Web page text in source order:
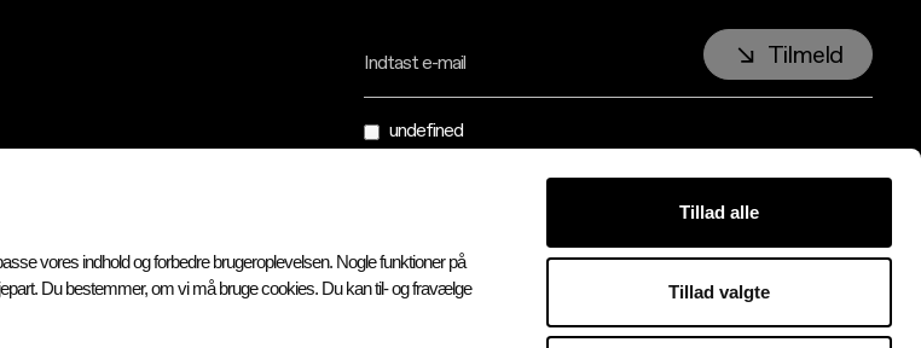
vores indhold og forbedre brugeroplevelsen. Nogle funktioner på
Du bestemmer, om vi må bruge cookies. Du kan til- og fravælge
Tillad alle
Tillad valgte
Indtast e-mail Tilmeld
undefined
Farvergården 7
5000 Odense C